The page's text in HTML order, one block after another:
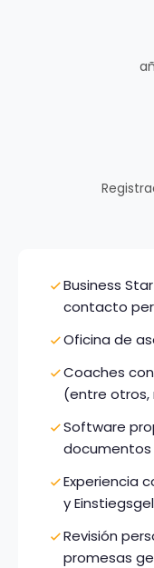
Business
contacto
Oficina de
Coaches
(entre otros,
Software
Experiencia
y
Revisión
promesas